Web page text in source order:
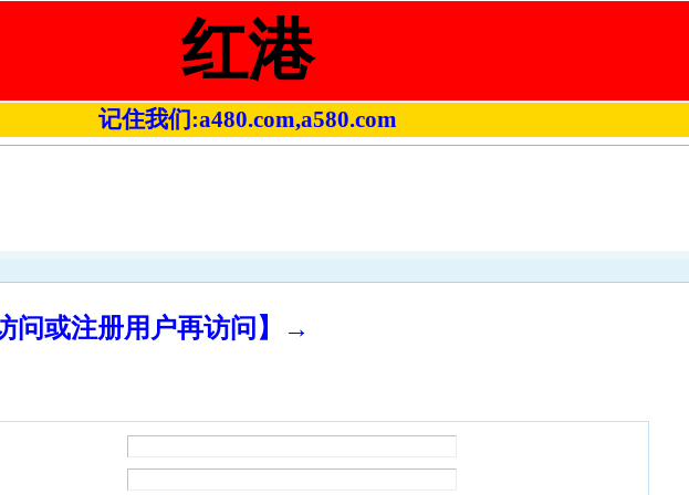
红港
记住我们:a480.com,a580.com
问或注册用户再访问】→